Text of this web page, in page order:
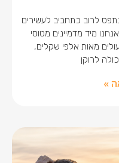
לרוב כתחביב לעשירים
מיד מדמיינים מטוסי
מאות אלפי שקלים,
לרוקן
»